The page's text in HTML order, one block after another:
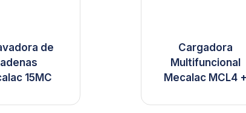
de
15MC
Cargadora
Multifuncional
Mecalac MCL4